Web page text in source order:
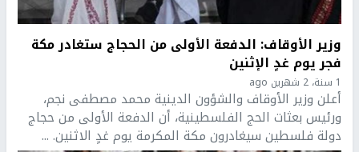
وزير الأوقاف: الدفعة الأولى من الحجاج ستغادر مكة
فجر يوم غدٍ الإثنين
1 سنة، 2 شهرين ago
أعلن وزير الأوقاف والشؤون الدينية محمد مصطفى نجم،
ورئيس بعثات الحج الفلسطينية، أن الدفعة الأولى من حجاج
دولة فلسطين سيغادرون مكة المكرمة يوم غدٍ الاثنين. ...